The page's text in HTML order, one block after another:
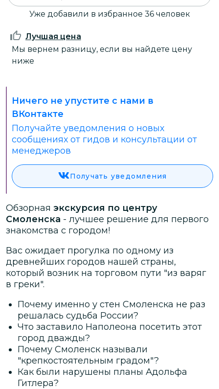
Уже добавили в избранное 36 человек
Лучшая цена
Мы вернем разницу, если вы найдете цену
ниже
Ничего не упустите с нами в
ВКонтакте
Получайте уведомления о новых
сообщениях от гидов и консультации от
менеджеров
Получать уведомления
Обзорная экскурсия по центру
Смоленска - лучшее решение для первого
знакомства с городом!
Вас ожидает прогулка по одному из
древнейших городов нашей страны,
который возник на торговом пути "из варяг
в греки".
Почему именно у стен Смоленска не раз
решалась судьба России?
Что заставило Наполеона посетить этот
город дважды?
Почему Смоленск называли
"крепкостоятельным градом"?
Как были нарушены планы Адольфа
Гитлера?